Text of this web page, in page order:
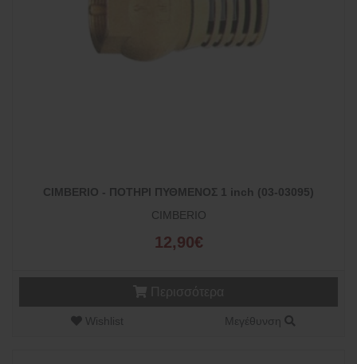
CIMBERIO - ΠΟΤΗΡΙ ΠΥΘΜΕΝΟΣ 1 inch (03-03095)
CIMBERIO
12,90€
Wishlist Μεγέθυνση